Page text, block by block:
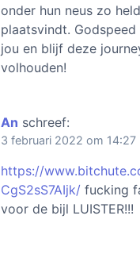
onder hun neus zo
plaatsvindt.
jou en blijf deze
volhouden!
An schreef:
3 februari 2022 om 14:27
https://
CgS2sS7AIjk/ fucking
voor de bijl LUISTER!!!